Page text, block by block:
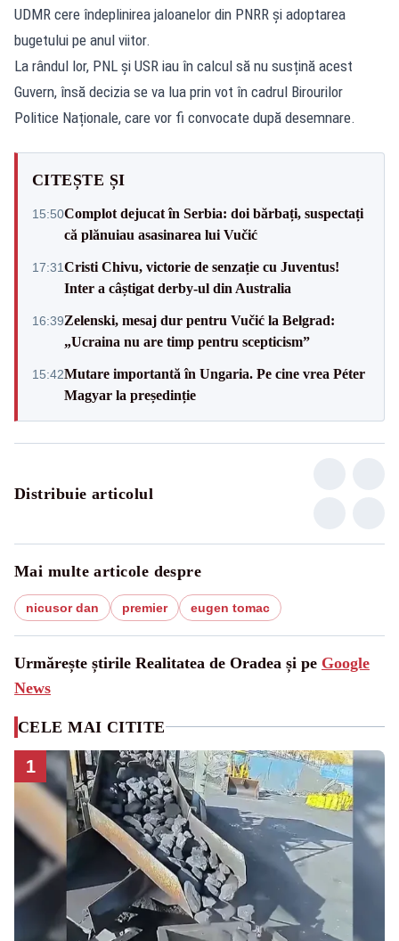
UDMR cere îndeplinirea jaloanelor din PNRR și adoptarea
bugetului pe anul viitor.
La rândul lor, PNL și USR iau în calcul să nu susțină acest
Guvern, însă decizia se va lua prin vot în cadrul Birourilor
Politice Naționale, care vor fi convocate după desemnare.
CITEȘTE ȘI
15:50Complot dejucat în Serbia: doi bărbați, suspectați
că plănuiau asasinarea lui Vučić
17:31Cristi Chivu, victorie de senzație cu Juventus!
Inter a câștigat derby-ul din Australia
16:39Zelenski, mesaj dur pentru Vučić la Belgrad:
„Ucraina nu are timp pentru scepticism”
15:42Mutare importantă în Ungaria. Pe cine vrea Péter
Magyar la președinție
Distribuie articolul
Mai multe articole despre
nicusor dan premier eugen tomac
Urmărește știrile Realitatea de Oradea și pe Google
News
CELE MAI CITITE
1